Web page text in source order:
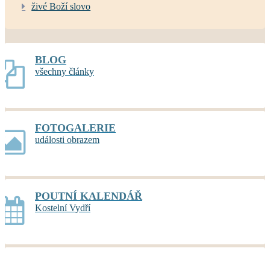
živé Boží slovo
BLOG
všechny články
FOTOGALERIE
události obrazem
POUTNÍ KALENDÁŘ
Kostelní Vydří